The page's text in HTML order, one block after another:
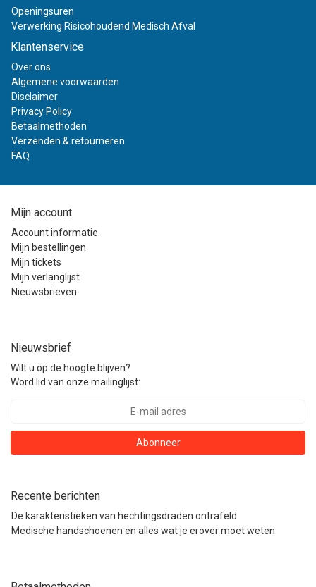
Openingsuren
Verwerking Risicohoudend Medisch Afval
Klantenservice
Over ons
Algemene voorwaarden
Disclaimer
Privacy Policy
Betaalmethoden
Verzenden & retourneren
FAQ
Mijn account
Account informatie
Mijn bestellingen
Mijn tickets
Mijn verlanglijst
Nieuwsbrieven
Nieuwsbrief
Wilt u op de hoogte blijven?
Word lid van onze mailinglijst:
Abonneer
Recente berichten
De karakteristieken van hechtingsdraden ontrafeld
Medische handschoenen en alles wat je erover moet weten